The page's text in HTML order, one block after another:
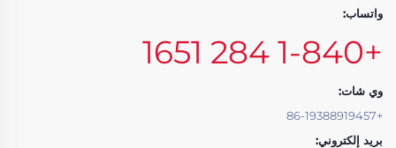
واتساب:
+1-840 284 1651
وي شات:
+86-19388919457
بريد إلكتروني: